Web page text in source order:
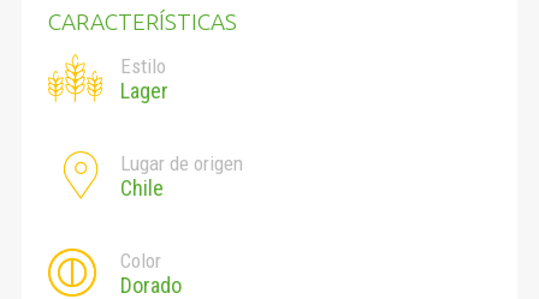
CARACTERÍSTICAS
Estilo
Lager
Lugar de origen
Chile
Color
Dorado